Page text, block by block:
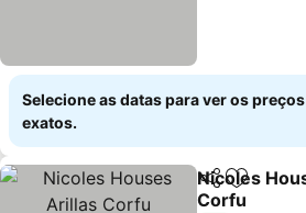
Selecione as datas para ver os preços
exatos.
Partilhar
Nicoles
Corfu